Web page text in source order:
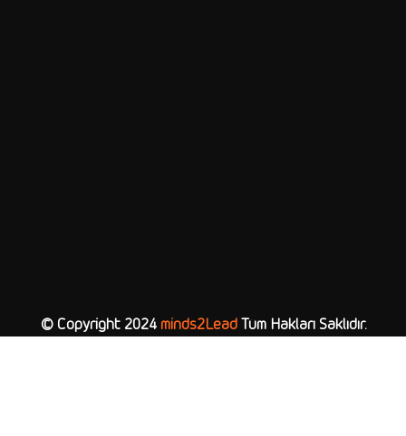
© Copyright 2024 minds2LeadTüm Hakları Saklıdır.